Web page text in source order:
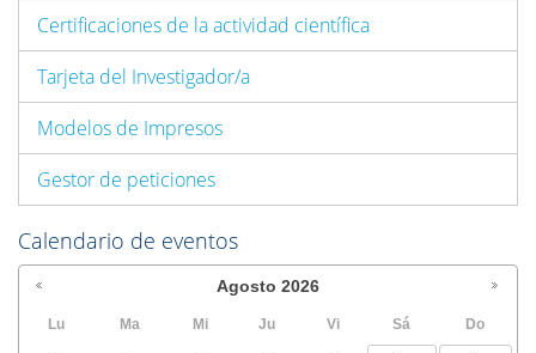
Certificaciones de la actividad científica
Tarjeta del Investigador/a
Modelos de Impresos
Gestor de peticiones
Calendario de eventos
Agosto 2026
Lu Ma Mi Ju Vi Sá Do